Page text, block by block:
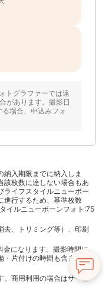
トグラファーでは遠
があります。撮影日
場合、申込みフォ
入期限までに納入しま
該枚数に達しない場合もあ
ライフスタイルニューボー
進行するため、基準枚数
イルニューボーンフォト:75
去、トリミング等）、印刷
になります。撮影時間に
・片付けの時間も含まれま
。商用利用の場合はサービ